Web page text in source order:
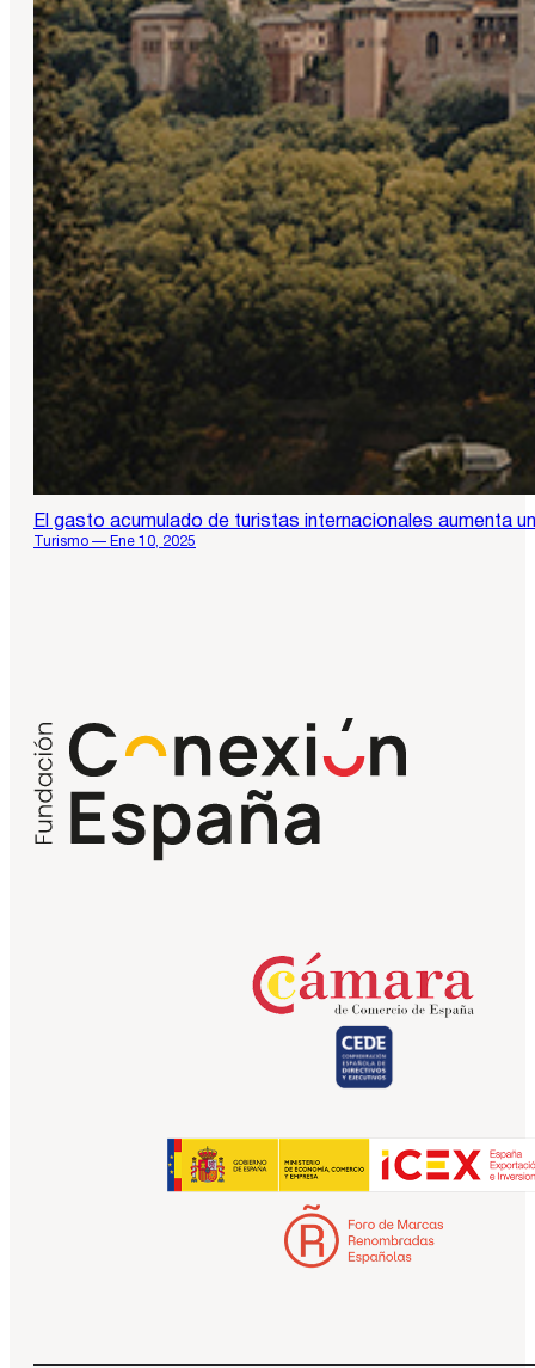
El gasto acumulado de turistas internacionales aumenta
Turismo — Ene 10, 2025